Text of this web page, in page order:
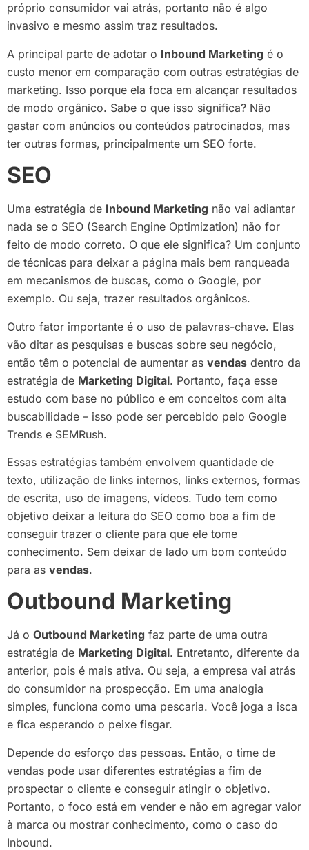
próprio consumidor vai atrás, portanto não é algo
invasivo e mesmo assim traz resultados.
A principal parte de adotar o Inbound Marketing é o
custo menor em comparação com outras estratégias de
marketing. Isso porque ela foca em alcançar resultados
de modo orgânico. Sabe o que isso significa? Não
gastar com anúncios ou conteúdos patrocinados, mas
ter outras formas, principalmente um SEO forte.
SEO
Uma estratégia de Inbound Marketing não vai adiantar
nada se o SEO (Search Engine Optimization) não for
feito de modo correto. O que ele significa? Um conjunto
de técnicas para deixar a página mais bem ranqueada
em mecanismos de buscas, como o Google, por
exemplo. Ou seja, trazer resultados orgânicos.
Outro fator importante é o uso de palavras-chave. Elas
vão ditar as pesquisas e buscas sobre seu negócio,
então têm o potencial de aumentar as vendas dentro da
estratégia de Marketing Digital. Portanto, faça esse
estudo com base no público e em conceitos com alta
buscabilidade – isso pode ser percebido pelo Google
Trends e SEMRush.
Essas estratégias também envolvem quantidade de
texto, utilização de links internos, links externos, formas
de escrita, uso de imagens, vídeos. Tudo tem como
objetivo deixar a leitura do SEO como boa a fim de
conseguir trazer o cliente para que ele tome
conhecimento. Sem deixar de lado um bom conteúdo
para as vendas.
Outbound Marketing
Já o Outbound Marketing faz parte de uma outra
estratégia de Marketing Digital. Entretanto, diferente da
anterior, pois é mais ativa. Ou seja, a empresa vai atrás
do consumidor na prospecção. Em uma analogia
simples, funciona como uma pescaria. Você joga a isca
e fica esperando o peixe fisgar.
Depende do esforço das pessoas. Então, o time de
vendas pode usar diferentes estratégias a fim de
prospectar o cliente e conseguir atingir o objetivo.
Portanto, o foco está em vender e não em agregar valor
à marca ou mostrar conhecimento, como o caso do
Inbound.